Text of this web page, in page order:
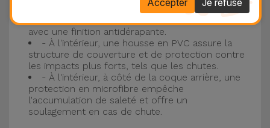
complète à la coque arrière et au bord latéral de
votre smartphone. C'est un matériau résistant,
avec une finition antidérapante.
- À l'intérieur, une housse en PVC assure la
structure de couverture et de protection contre
les impacts plus forts, tels que les chutes.
- À l'intérieur, à côté de la coque arrière, une
protection en microfibre empêche
l'accumulation de saleté et offre un
soulagement en cas de chute.